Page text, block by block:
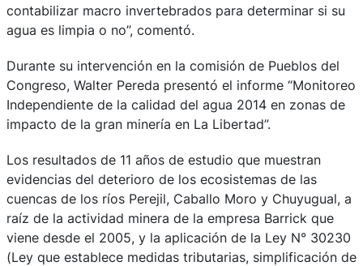
contabilizar macro invertebrados para determinar si su
agua es limpia o no”, comentó.
Durante su intervención en la comisión de Pueblos del
Congreso, Walter Pereda presentó el informe “Monitoreo
Independiente de la calidad del agua 2014 en zonas de
impacto de la gran minería en La Libertad”.
Los resultados de 11 años de estudio que muestran
evidencias del deterioro de los ecosistemas de las
cuencas de los ríos Perejil, Caballo Moro y Chuyugual, a
raíz de la actividad minera de la empresa Barrick que
viene desde el 2005, y la aplicación de la Ley N° 30230
(Ley que establece medidas tributarias, simplificación de